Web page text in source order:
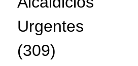
Urgentes
(309)